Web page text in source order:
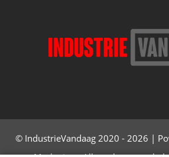
© IndustrieVandaag 2020 - 2026 |